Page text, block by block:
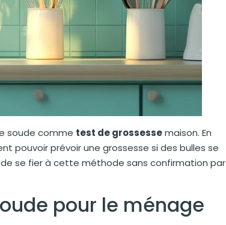
soude comme test de grossessemaison. En
pouvoir prévoir une grossesse si des bulles se
se fier à cette méthode sans confirmation par
pour le ménage